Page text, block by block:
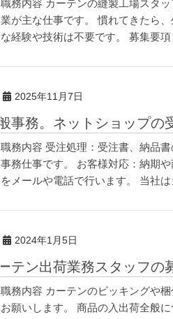
職務内容 カーテンの縫製工場スタ
業が主な仕事です。 慣れてきたら
な経験や技術は不要です。 募集要
2025年11月7日
一般事務。ネットショップ
職務内容 受注処理：受注書、納品
事務仕事です。 お客様対応：納期
をメールや電話で行います。 当社
2024年1月5日
カーテン出荷業務スタッフ
職務内容 カーテンのピッキングや
お願いします。 商品の入出荷全般